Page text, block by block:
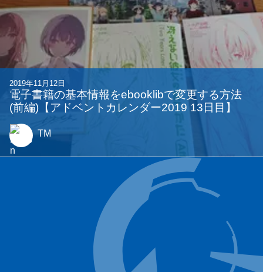
2019年11月12日
電子書籍の基本情報をebooklibで変更する方法
(前編)【アドベントカレンダー2019 13日目】
TM